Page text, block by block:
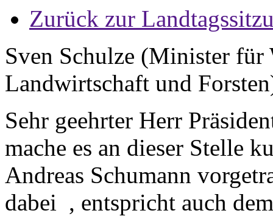
Zurück zur
Sven Schulze (Minister für
Landwirtschaft und
Sehr geehrter Herr
mache es an dieser Stelle
Andreas Schumann
dabei , entspricht auch